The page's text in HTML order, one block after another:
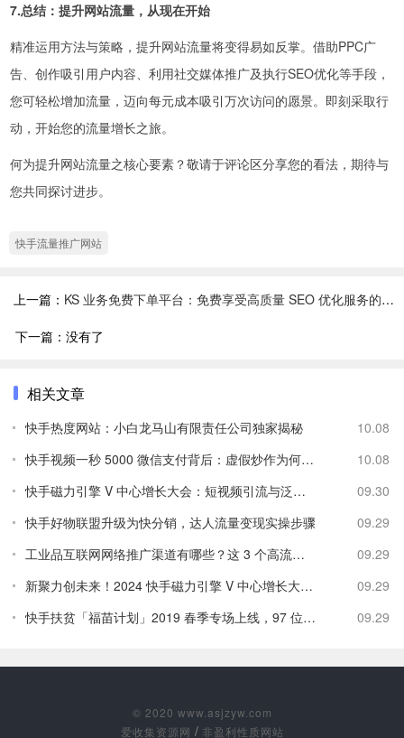
7.总结：提升网站流量，从现在开始
精准运用方法与策略，提升网站流量将变得易如反掌。借助PPC广
告、创作吸引用户内容、利用社交媒体推广及执行SEO优化等手段，
您可轻松增加流量，迈向每元成本吸引万次访问的愿景。即刻采取行
动，开始您的流量增长之旅。
何为提升网站流量之核心要素？敬请于评论区分享您的看法，期待与
您共同探讨进步。
快手流量推广网站
上一篇： KS 业务免费下单平台：免费享受高质量 SEO 优化服务的最佳选择
下一篇：没有了
相关文章
快手热度网站：小白龙马山有限责任公司独家揭秘
10.08
快手视频一秒 5000 微信支付背后：虚假炒作为何屡禁不止？
10.08
快手磁力引擎 V 中心增长大会：短视频引流与泛货架的商业潜力
09.30
快手好物联盟升级为快分销，达人流量变现实操步骤
09.29
工业品互联网网络推广渠道有哪些？这 3 个高流量渠道你知道吗
09.29
新聚力创未来！2024 快手磁力引擎 V 中心增长大会助力商家实现
09.29
快手扶贫「福苗计划」2019 春季专场上线，97 位大 V 主播助力贫
09.29
© 2020 www.asjzyw.com
爱收集资源网 / 非盈利性质网站